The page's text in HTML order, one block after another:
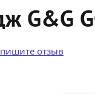
G&G
отзыв